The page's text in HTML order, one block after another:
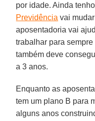
por idade. Ainda
Previdência vai
aposentadoria vai
trabalhar para
também deve
a 3 anos.
Enquanto as
tem um plano B para
alguns anos